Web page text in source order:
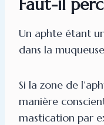
Faut-il
Un aphte étant
dans la
Si la zone de
manière
mastication par